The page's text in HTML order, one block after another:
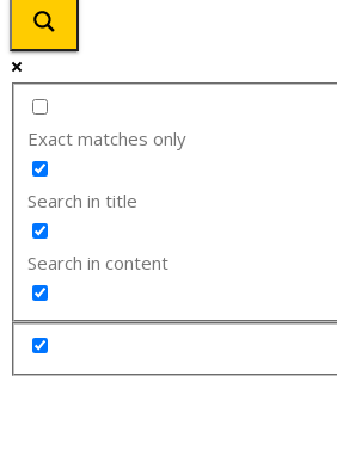
Exact matches only
Search in title
Search in content